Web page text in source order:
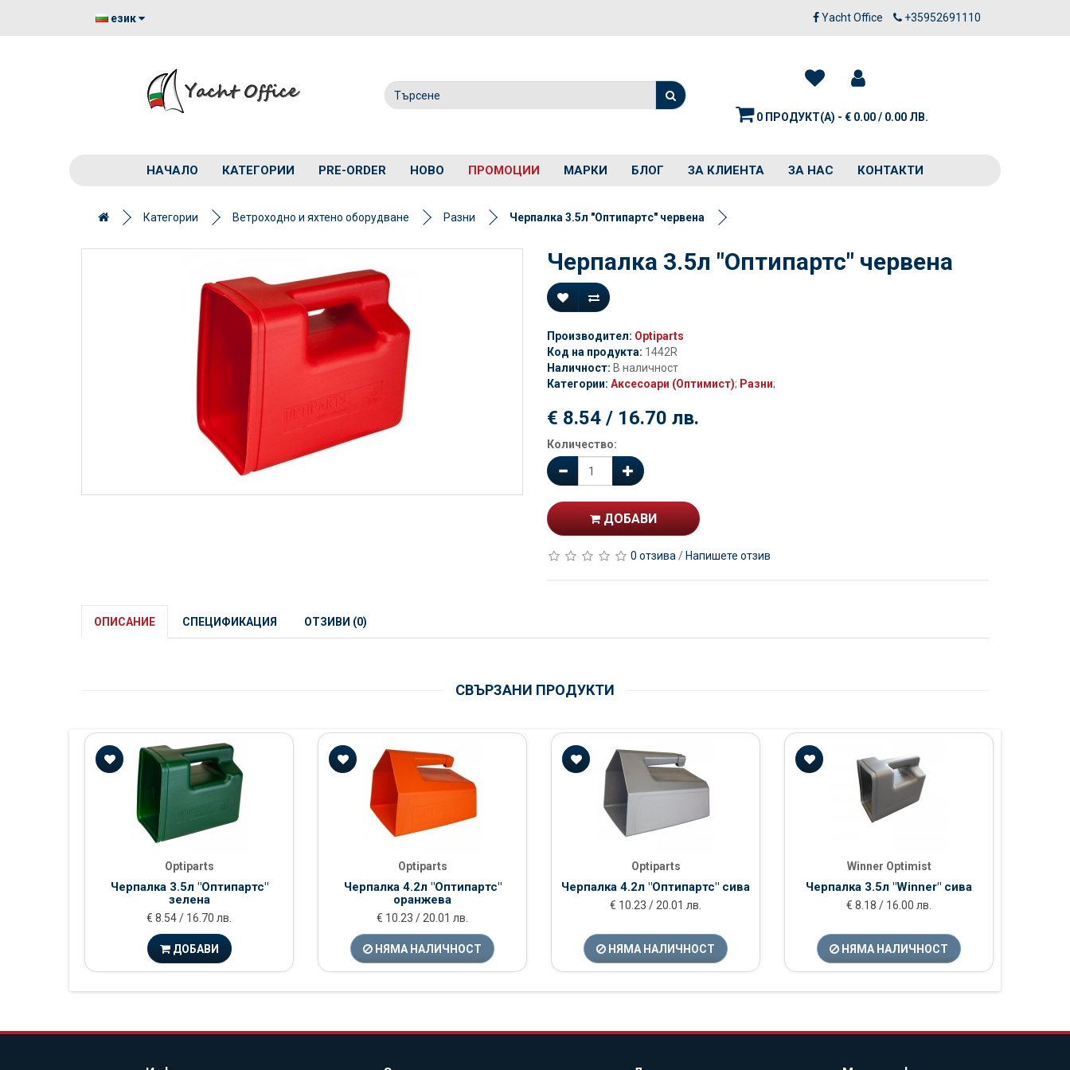
език Yacht Office +35952691110
0 ПРОДУКТ(А) - € 0.00 / 0.00 ЛВ.
НАЧАЛО КАТЕГОРИИ PRE-ORDER НОВО ПРОМОЦИИ МАРКИ БЛОГ ЗА КЛИЕНТА ЗА НАС КОНТАКТИ
Категории Ветроходно и яхтено оборудване Разни Черпалка 3.5л "Оптипартс" червена
Черпалка 3.5л "Оптипартс" червена
Производител: Optiparts
Код на продукта: 1442R
Наличност: В наличност
Категории: Аксесоари (Оптимист); Разни;
€ 8.54 / 16.70 лв.
Количество:
ДОБАВИ
0 отзива / Напишете отзив
ОПИСАНИЕ СПЕЦИФИКАЦИЯ ОТЗИВИ (0)
СВЪРЗАНИ ПРОДУКТИ
Optiparts
Черпалка 3.5л "Оптипартс"
зелена
€ 8.54 / 16.70 лв.
ДОБАВИ
Optiparts
Черпалка 4.2л "Оптипартс"
оранжева
€ 10.23 / 20.01 лв.
НЯМА НАЛИЧНОСТ
Optiparts
Черпалка 4.2л "Оптипартс" сива
€ 10.23 / 20.01 лв.
НЯМА НАЛИЧНОСТ
Winner Optimist
Черпалка 3.5л "Winner" сива
€ 8.18 / 16.00 лв.
НЯМА НАЛИЧНОСТ